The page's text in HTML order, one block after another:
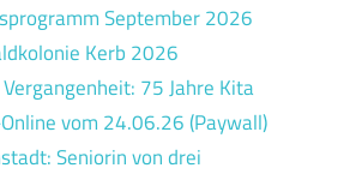
September 2026
Kerb 2026
75 Jahre Kita
vom 24.06.26 (Paywall)
Seniorin von drei